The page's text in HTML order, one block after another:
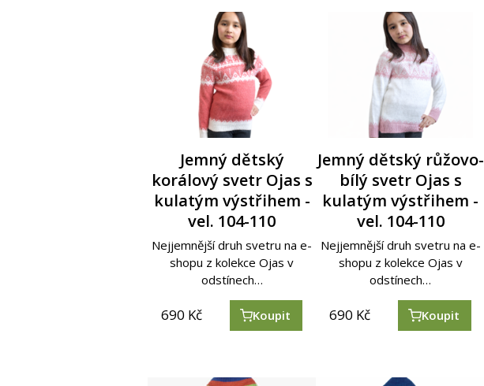
Jemný dětský
korálový svetr Ojas s
kulatým výstřihem -
vel. 104-110
Nejjemnější druh svetru na e-
shopu z kolekce Ojas v
odstínech…
690 Kč Koupit
Jemný dětský růžovo-
bílý svetr Ojas s
kulatým výstřihem -
vel. 104-110
Nejjemnější druh svetru na e-
shopu z kolekce Ojas v
odstínech…
690 Kč Koupit